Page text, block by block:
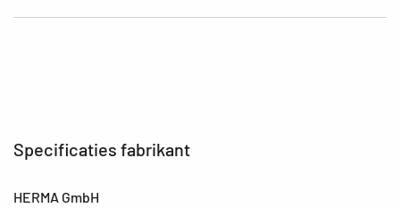
Specificaties fabrikant
HERMA GmbH